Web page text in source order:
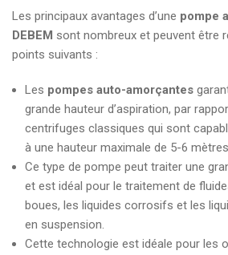
Les principaux avantages d’une pompe
DEBEM sont nombreux et peuvent être
points suivants :
Les pompes auto-amorçantes
grande hauteur d’aspiration, par
centrifuges classiques qui sont
à une hauteur maximale de 5-6
Ce type de pompe peut traiter une
et est idéal pour le traitement de
boues, les liquides corrosifs et les
en suspension.
Cette technologie est idéale pour les